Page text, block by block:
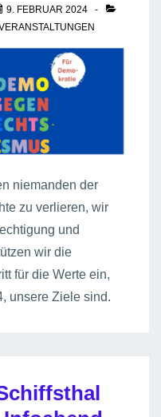
9. FEBRUAR 2024
niemanden der
zu verlieren, wir
und
wir die
für die Werte ein,
unsere Ziele sind.